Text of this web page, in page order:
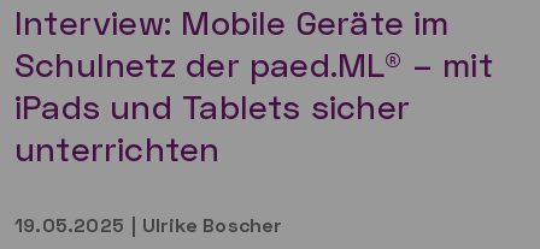
Interview: Mobile Geräte im
Schulnetz der paed.ML® – mit
iPads und Tablets sicher
unterrichten
19.05.2025 Ulrike Boscher